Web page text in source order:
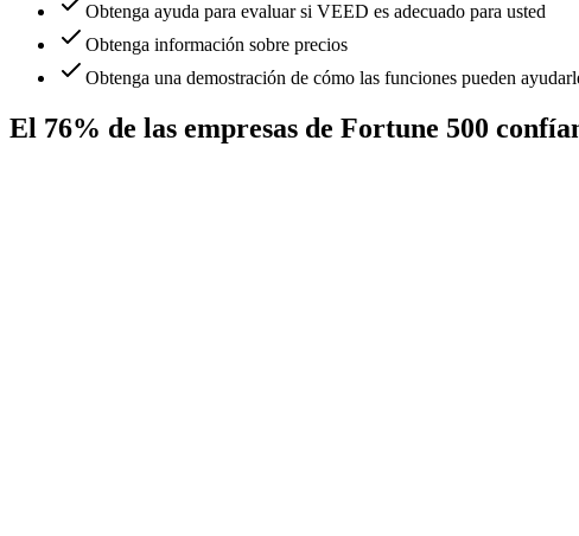
Obtenga ayuda para evaluar si VEED es adecuado para usted
Obtenga información sobre precios
Obtenga una demostración de cómo las funciones pueden
El 76% de las empresas de Fortune 500